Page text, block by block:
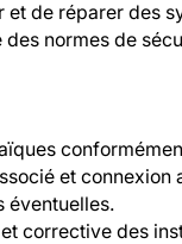
de réparer des
normes de
et connexion
éventuelles.
corrective des